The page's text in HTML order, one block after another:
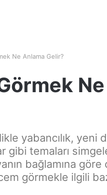
Ne Anlama Gelir?
yabancılık, yeni
gibi temaları
bağlamına
görmekle ilgili